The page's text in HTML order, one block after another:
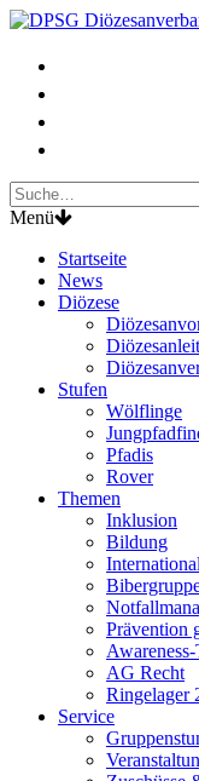
Menü
Startseite
News
Diözese
Stufen
Wölflinge
Pfadis
Rover
Themen
Inklusion
Bildung
Prävention
AG Recht
Ringelager
Service